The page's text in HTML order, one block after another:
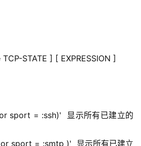
STATE ] [ EXPRESSION ]
sport = :ssh)'  显示所有已建立的
= :smtp )'  显示所有已建立